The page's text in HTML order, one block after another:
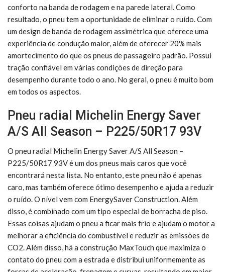
conforto na banda de rodagem e na parede lateral. Como
resultado, o pneu tem a oportunidade de eliminar o ruído. Com
um design de banda de rodagem assimétrica que oferece uma
experiência de condução maior, além de oferecer 20% mais
amortecimento do que os pneus de passageiro padrão. Possui
tração confiável em várias condições de direção para
desempenho durante todo o ano. No geral, o pneu é muito bom
em todos os aspectos.
Pneu radial Michelin Energy Saver
A/S All Season – P225/50R17 93V
O pneu radial Michelin Energy Saver A/S All Season –
P225/50R17 93V é um dos pneus mais caros que você
encontrará nesta lista. No entanto, este pneu não é apenas
caro, mas também oferece ótimo desempenho e ajuda a reduzir
o ruído. O nível vem com EnergySaver Construction. Além
disso, é combinado com um tipo especial de borracha de piso.
Essas coisas ajudam o pneu a ficar mais frio e ajudam o motor a
melhorar a eficiência do combustível e reduzir as emissões de
CO2. Além disso, há a construção MaxTouch que maximiza o
contato do pneu com a estrada e distribui uniformemente as